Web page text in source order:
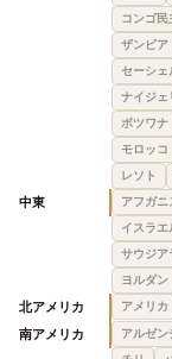
コンゴ民
ザンビア
セーシェ
ナイジェ
ボツワナ
モロッコ
レソト
中東 アフガニ
イスラエ
サウジア
ヨルダン
北アメリカ アメリカ
南アメリカ アルゼン